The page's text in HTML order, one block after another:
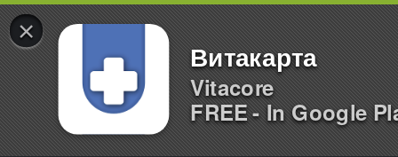
×
Витакарта
Vitacore
FREE - In Google